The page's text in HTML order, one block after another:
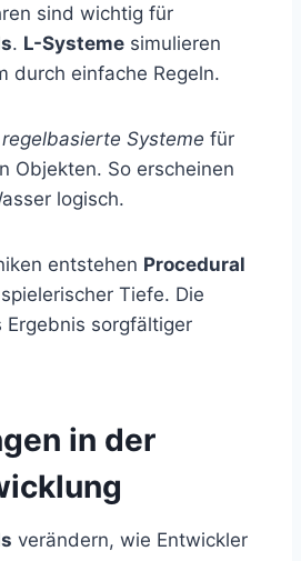
sind wichtig für
. L-Systeme simulieren
durch einfache Regeln.
regelbasierte Systeme für
Objekten. So erscheinen
logisch.
entstehen Procedural
Tiefe. Die
sorgfältiger
in der
verändern, wie Entwickler